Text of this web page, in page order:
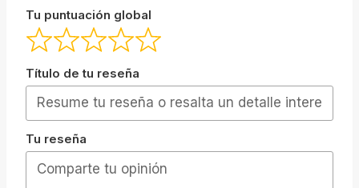
Tu puntuación global
Título de tu reseña
Tu reseña